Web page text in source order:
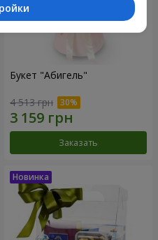
Букет "Абигель"
4 513 грн
Заказать